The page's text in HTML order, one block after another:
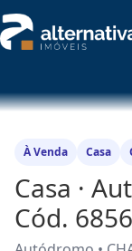
À Venda Casa
Casa ·
Cód. 6856